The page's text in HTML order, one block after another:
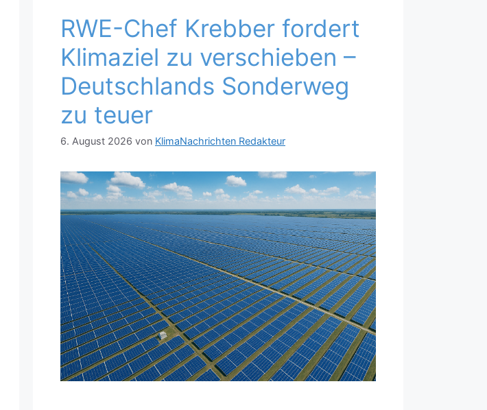
RWE-Chef Krebber fordert
Klimaziel zu verschieben –
Deutschlands Sonderweg
zu teuer
6. August 2026 von KlimaNachrichten Redakteur